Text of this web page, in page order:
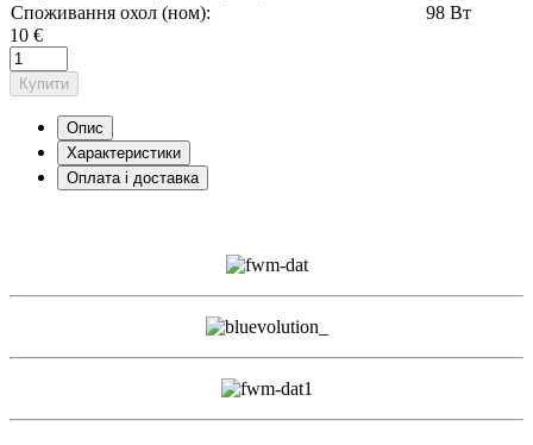
Споживання охол (ном):
98 Вт
10 €
Купити
Опис
Характеристики
Оплата і доставка